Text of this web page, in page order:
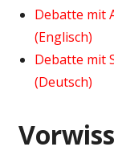
Debatte mit
(Englisch)
Debatte mit
(Deutsch)